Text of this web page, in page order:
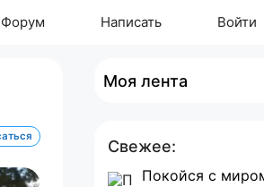
Форум Написать Войти
Моя лента
Свежее:
Покойся с